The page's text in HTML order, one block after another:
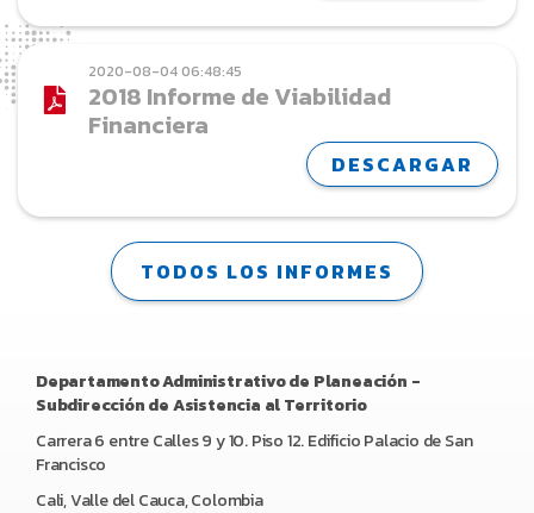
2020-08-04 06:48:45
2018 Informe de Viabilidad
Financiera
DESCARGAR
TODOS LOS INFORMES
Departamento Administrativo de Planeación -
Subdirección de Asistencia al Territorio
Carrera 6 entre Calles 9 y 10. Piso 12. Edificio Palacio de San
Francisco
Cali, Valle del Cauca, Colombia